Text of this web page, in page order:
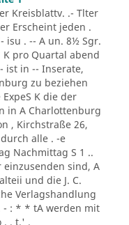
Kreisblattv. .- Tlter
Erscheint jeden .
isu . -- A un. 8½ Sgr.
pro Quartal abend
ist in -- Inserate,
zu beziehen
K die der
in A Charlottenburg
, Kirchstraße 26,
alle . -e
Nachmittag S 1 ..
einzusenden sind, A
und die J. C.
Verlagshandlung
- : * * tA werden mit
. . t.' .